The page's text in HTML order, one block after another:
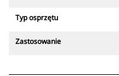
Typ osprzętu
Zastosowanie